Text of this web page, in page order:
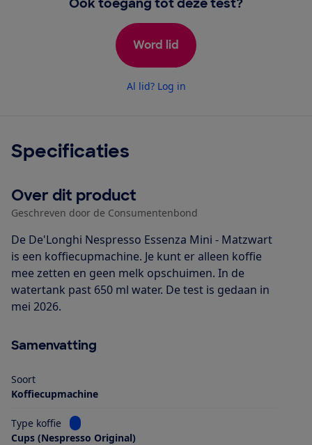
Word lid
Al lid? Log in
Specificaties
Over dit product
Geschreven door de Consumentenbond
De De'Longhi Nespresso Essenza Mini - Matzwart
is een koffiecupmachine. Je kunt er alleen koffie
mee zetten en geen melk opschuimen. In de
watertank past 650 ml water. De test is gedaan in
mei 2026.
Samenvatting
Soort
Koffiecupmachine
Type koffie
Bekijk informatie voor Type koffie
Cups (Nespresso Original)